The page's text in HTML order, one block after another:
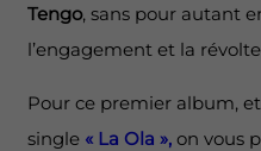
Tengo, sans pour autant
l’engagement et la
Pour ce premier album,
single « La Ola »,on vous